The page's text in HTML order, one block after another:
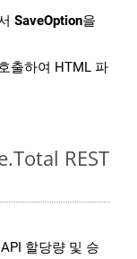
SaveOption을
출하여 HTML 파
REST
할당량 및 승